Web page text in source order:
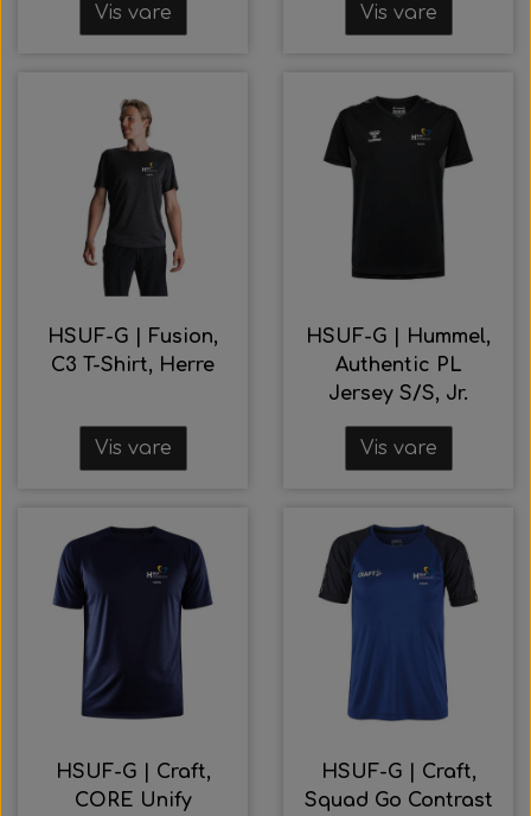
Vis vare Vis vare
HSUF-G | Fusion,
C3 T-Shirt, Herre
Vis vare
HSUF-G | Hummel,
Authentic PL
Jersey S/S, Jr.
Vis vare
HSUF-G | Craft,
CORE Unify
HSUF-G | Craft,
Squad Go Contrast